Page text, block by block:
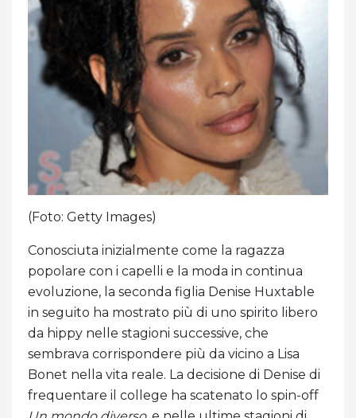
(Foto: Getty Images)
Conosciuta inizialmente come la ragazza
popolare con i capelli e la moda in continua
evoluzione, la seconda figlia Denise Huxtable
in seguito ha mostrato più di uno spirito libero
da hippy nelle stagioni successive, che
sembrava corrispondere più da vicino a Lisa
Bonet nella vita reale. La decisione di Denise di
frequentare il college ha scatenato lo spin-off